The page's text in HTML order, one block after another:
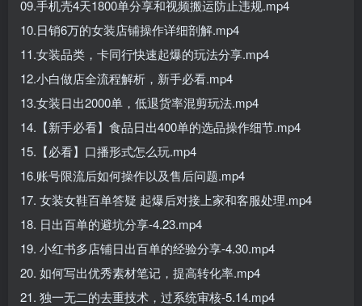
09.手机壳4天1800单分享和视频搬运防止违规.mp4
10.日销6万的女装店铺操作详细剖解.mp4
11.女装品类，卡同行快速起爆的玩法分享.mp4
12.小白做店全流程解析，新手必看.mp4
13.女装日出2000单，低退货率混剪玩法.mp4
14.【新手必看】食品日出400单的选品操作细节.mp4
15.【必看】口播形式怎么玩.mp4
16.账号限流后如何操作以及售后问题.mp4
17. 女装女鞋百单答疑 起爆后对接上家和客服处理.mp4
18. 日出百单的避坑分享-4.23.mp4
19. 小红书多店铺日出百单的经验分享-4.30.mp4
20. 如何写出优秀素材笔记，提高转化率.mp4
21. 独一无二的去重技术，过系统审核-5.14.mp4